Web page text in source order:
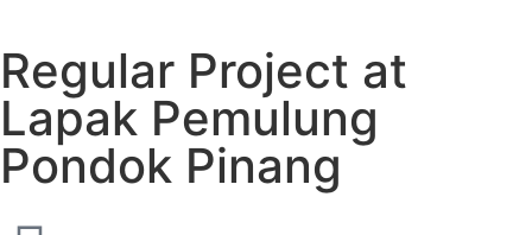
Regular Project at
Lapak Pemulung
Pondok Pinang